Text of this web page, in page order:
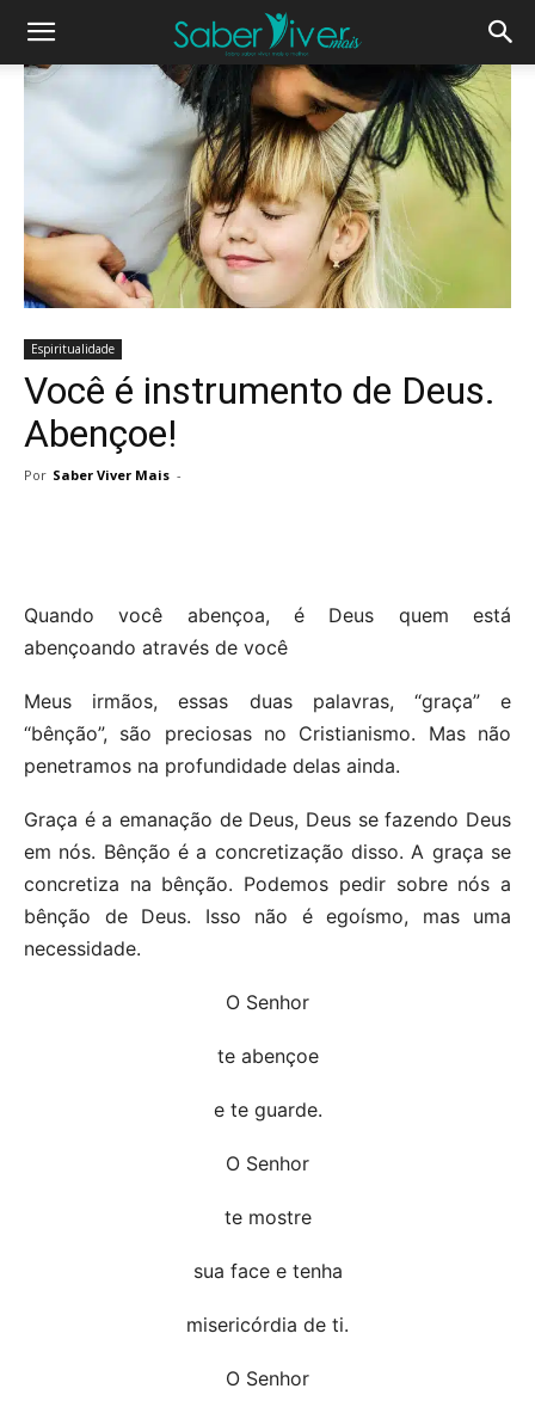
Espiritualidade
Você é instrumento de Deus.
Abençoe!
Por Saber Viver Mais -
Quando você abençoa, é Deus quem está
abençoando através de você
Meus irmãos, essas duas palavras, “graça” e
“bênção”, são preciosas no Cristianismo. Mas não
penetramos na profundidade delas ainda.
Graça é a emanação de Deus, Deus se fazendo Deus
em nós. Bênção é a concretização disso. A graça se
concretiza na bênção. Podemos pedir sobre nós a
bênção de Deus. Isso não é egoísmo, mas uma
necessidade.
O Senhor
te abençoe
e te guarde.
O Senhor
te mostre
sua face e tenha
misericórdia de ti.
O Senhor